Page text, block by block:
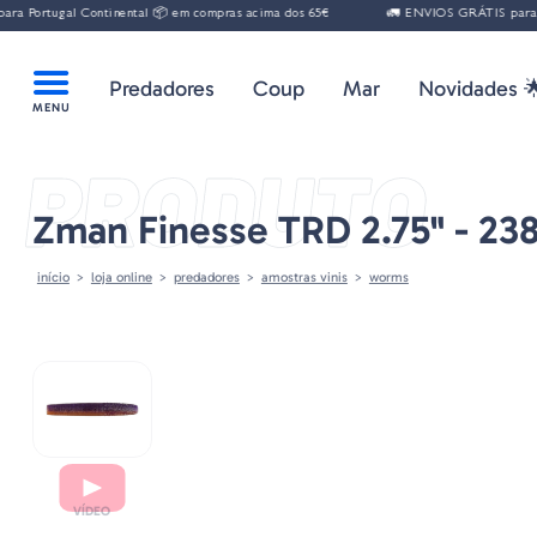
Portugal Continental 📦 em compras acima dos 65€ 🚛 ENVIOS GRÁTIS para
Predadores Coup Mar Novidades
PRODUTO
Zman Finesse TRD 2.75" -
início loja online predadores amostras vinis worms